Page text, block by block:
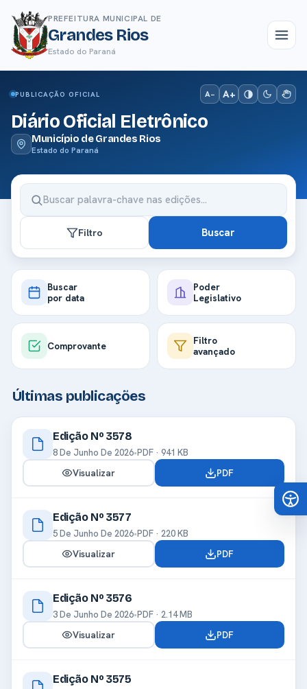
PREFEITURA MUNICIPAL DE
Grandes Rios
Estado do Paraná
PUBLICAÇÃO OFICIAL A− A+
Diário Oficial Eletrônico
Município de Grandes Rios
Estado do Paraná
Filtro Buscar
Buscar
por data
Poder
Legislativo
Comprovante
Filtro
avançado
Últimas publicações
Edição Nº 3578
8 De Junho De 2026•PDF · 941 KB
Visualizar PDF
Edição Nº 3577
5 De Junho De 2026•PDF · 220 KB
Visualizar PDF
Edição Nº 3576
3 De Junho De 2026•PDF · 2.14 MB
Visualizar PDF
Edição Nº 3575